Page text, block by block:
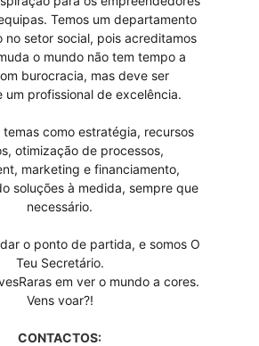
Temos um departamento
no setor social, pois acreditamos
o mundo não tem tempo a
burocracia, mas deve ser
um profissional de excelência.
temas como estratégia, recursos
otimização de processos,
marketing e financiamento,
soluções à medida, sempre que
necessário.
o ponto de partida, e somos O
Teu Secretário.
em ver o mundo a cores.
Vens voar?!
CONTACTOS: